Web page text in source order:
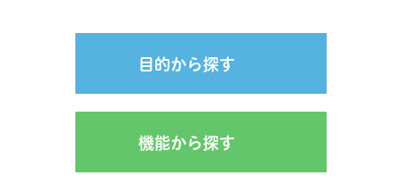
目的から探す
機能から探す